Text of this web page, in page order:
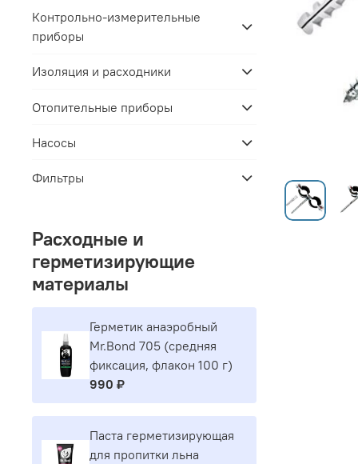
Контрольно-измерительные
приборы
Изоляция и расходники
Отопительные приборы
Насосы
Фильтры
Расходные и
герметизирующие
материалы
Герметик aнaэpoбный
Mr.Bond 705 (средняя
фиксация, флакон 100 г)
990 ₽
Паста герметизирующая
для пропитки льна